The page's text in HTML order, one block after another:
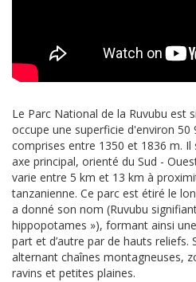
Le Parc National de la Ruvubu est
occupe une superficie d'environ 50
comprises entre 1350 et 1836 m.
axe principal, orienté du Sud -
varie entre 5 km et 13 km à
tanzanienne. Ce parc est étiré le
a donné son nom (Ruvubu
hippopotames »), formant ainsi
part et d’autre par de hauts
alternant chaînes montagneuses,
ravins et petites plaines.